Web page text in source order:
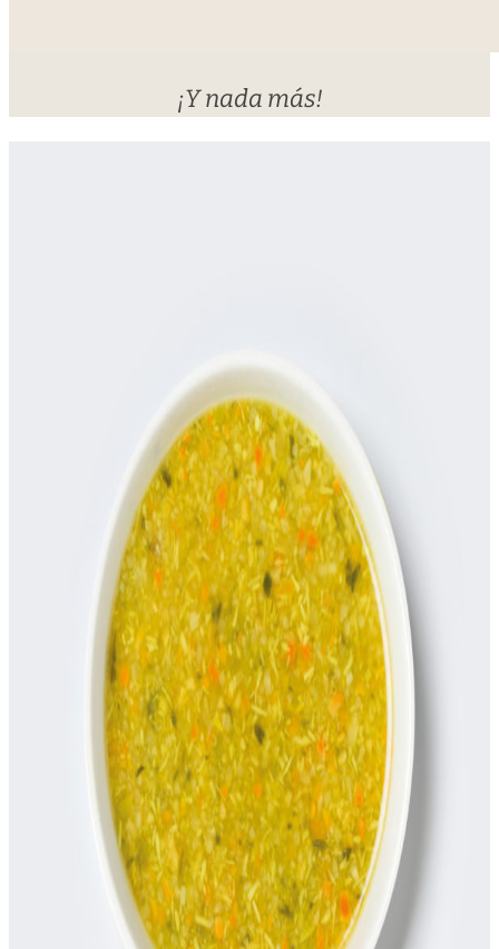
¡Y nada más!